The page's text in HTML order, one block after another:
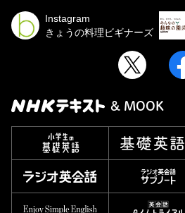
Instagram
きょうの料理ビギナーズ
& MOOK